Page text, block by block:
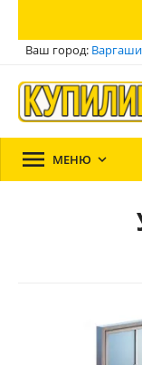
Ваш город: Варгаши
 МЕНЮ 